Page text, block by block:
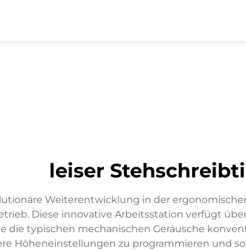
leiser
Weiterentwicklung in der
Diese innovative Arbeitsstation verfügt
die typischen mechanischen Geräusche
Höheneinstellungen zu programmieren und